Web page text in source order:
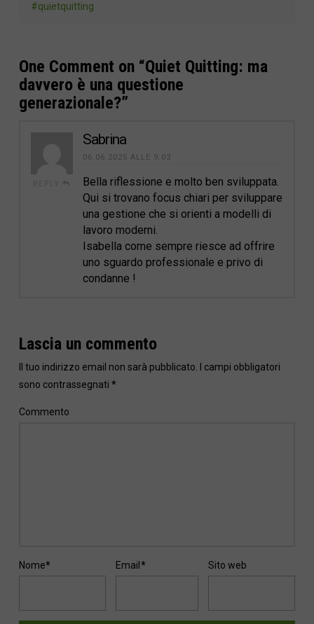
#quietquitting
One Comment on “Quiet Quitting: ma
davvero è una questione
generazionale?”
Sabrina
06.06.2025 ALLE 9:03
Bella riflessione e molto ben sviluppata.
Qui si trovano focus chiari per sviluppare
una gestione che si orienti a modelli di
lavoro moderni.
Isabella come sempre riesce ad offrire
uno sguardo professionale e privo di
condanne !
Lascia un commento
Il tuo indirizzo email non sarà pubblicato. I campi obbligatori
sono contrassegnati *
Commento
Nome* Email* Sito web